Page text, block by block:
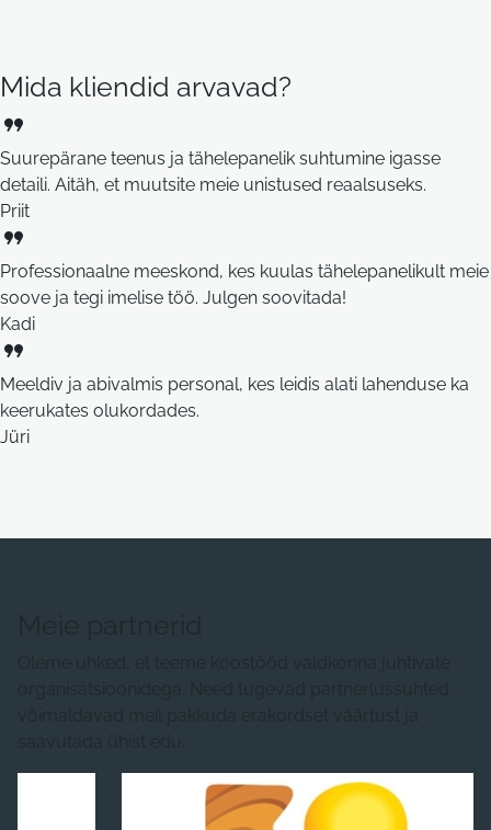
Mida kliendid arvavad?
format_quote
Suurepärane teenus ja tähelepanelik suhtumine igasse
detaili. Aitäh, et muutsite meie unistused reaalsuseks.
Priit
format_quote
Professionaalne meeskond, kes kuulas tähelepanelikult meie
soove ja tegi imelise töö. Julgen soovitada!
Kadi
format_quote
Meeldiv ja abivalmis personal, kes leidis alati lahenduse ka
keerukates olukordades.
Jüri